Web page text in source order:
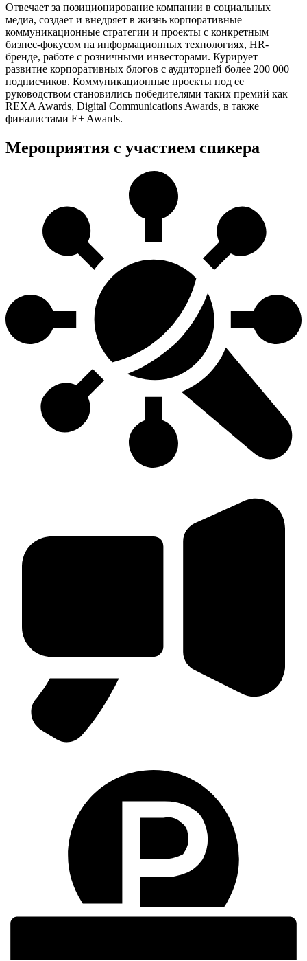
Отвечает за позиционирование компании в социальных
медиа, создает и внедряет в жизнь корпоративные
коммуникационные стратегии и проекты с конкретным
бизнес-фокусом на информационных технологиях, HR-
бренде, работе с розничными инвесторами. Курирует
развитие корпоративных блогов с аудиторией более 200 000
подписчиков. Коммуникационные проекты под ее
руководством становились победителями таких премий как
REXA Awards, Digital Communications Awards, в также
финалистами E+ Awards.
Мероприятия с участием спикера